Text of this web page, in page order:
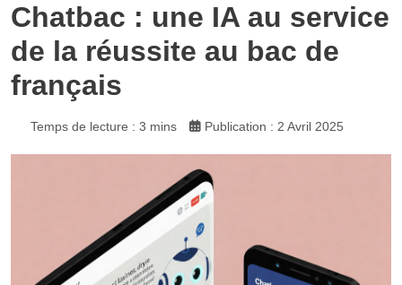
Chatbac : une IA au service
de la réussite au bac de
français
Temps de lecture : 3 mins Publication : 2 Avril 2025